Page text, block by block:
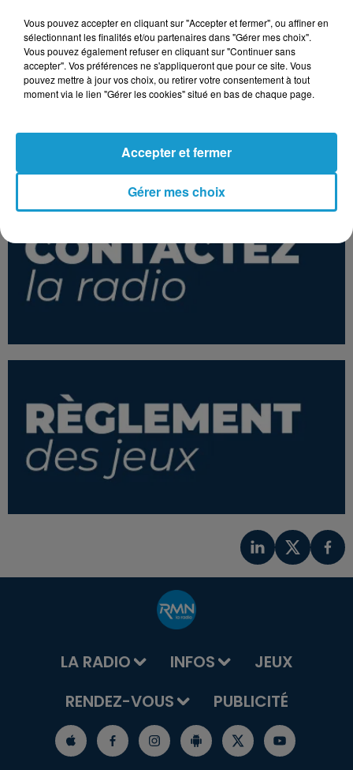
LA RADIO INFOS
JEUX
RENDEZ-VOUS
PUBLICITÉ
Vous pouvez accepter en cliquant sur "Accepter et fermer", ou affiner en
sélectionnant les finalités et/ou partenaires dans "Gérer mes choix".
Vous pouvez également refuser en cliquant sur "Continuer sans
accepter". Vos préférences ne s'appliqueront que pour ce site. Vous
pouvez mettre à jour vos choix, ou retirer votre consentement à tout
moment via le lien "Gérer les cookies" situé en bas de chaque page.
Gérer mes choix
Accepter et fermer